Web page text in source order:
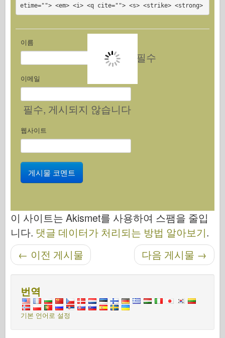
etime=""> <em> <i> <q cite=""> <s> <strike> <strong>
이름
필수
이메일
필수, 게시되지 않습니다
웹사이트
이 사이트는 Akismet를 사용하여 스팸을 줄입
니다. 댓글 데이터가 처리되는 방법 알아보기.
탐색 후 다음 게시물 →
← 이전 게시물
번역
기본 언어로 설정